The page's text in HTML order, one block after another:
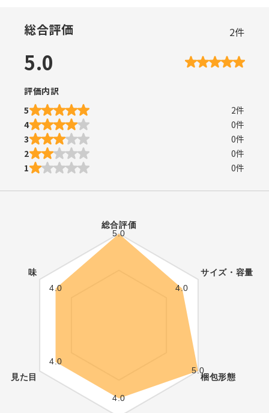
総合評価 2件
5.0
評価内訳
5
2件
4
0件
3
0件
2
0件
1
0件